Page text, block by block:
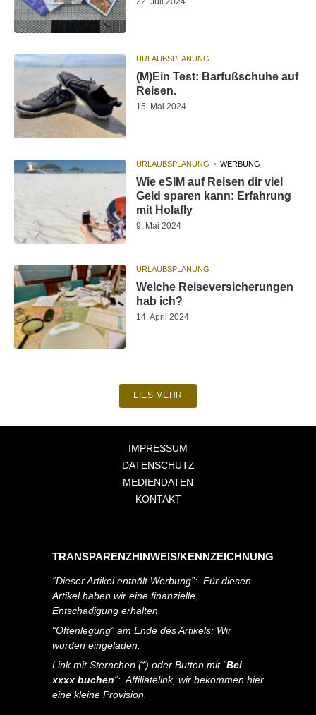
URLAUBSPLANUNG
(M)Ein Test: Barfußschuhe auf
Reisen.
15. Mai 2024
URLAUBSPLANUNG WERBUNG
Wie eSIM auf Reisen dir viel
Geld sparen kann: Erfahrung
mit Holafly
9. Mai 2024
URLAUBSPLANUNG
Welche Reiseversicherungen
hab ich?
14. April 2024
LIES MEHR
IMPRESSUM
DATENSCHUTZ
MEDIENDATEN
KONTAKT
TRANSPARENZHINWEIS/KENNZEICHNUNG
“Dieser Artikel enthält Werbung”: Für diesen
Artikel haben wir eine finanzielle
Entschädigung erhalten
“Offenlegung” am Ende des Artikels: Wir
wurden eingeladen.
Link mit Sternchen (*) oder Button mit “Bei
xxxx buchen“: Affiliatelink, wir bekommen hier
eine kleine Provision.